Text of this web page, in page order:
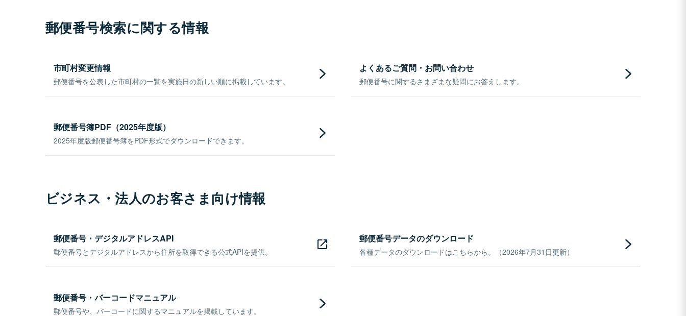
郵便番号検索に関する情報
市町村変更情報
郵便番号を公表した市町村の一覧を実施日の新しい順に掲載しています。
よくあるご質問・お問い合わせ
郵便番号に関するさまざまな疑問にお答えします。
郵便番号簿PDF（2025年度版）
2025年度版郵便番号簿をPDF形式でダウンロードできます。
ビジネス・法人のお客さま向け情報
郵便番号・デジタルアドレスAPI
郵便番号とデジタルアドレスから住所を取得できる公式APIを提供。
郵便番号データのダウンロード
各種データのダウンロードはこちらから。（2026年7月31日更新）
郵便番号・バーコードマニュアル
郵便番号や、バーコードに関するマニュアルを掲載しています。